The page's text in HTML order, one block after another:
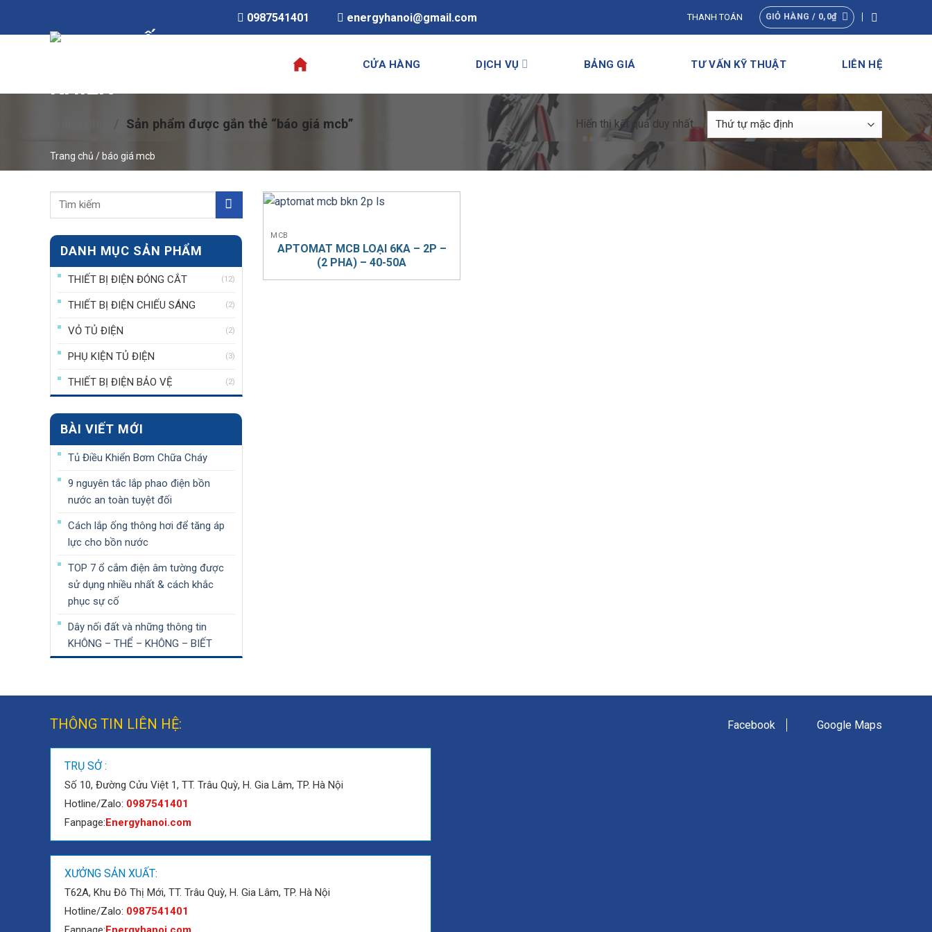
0987541401 energyhanoi@gmail.com THANH TOÁN GIỎ HÀNG / 0,0₫
CỬA HÀNG DỊCH VỤ BẢNG GIÁ TƯ VẤN KỸ THUẬT LIÊN HỆ
/ Sản phẩm được gắn thẻ “báo giá mcb” Hiển thị kết quả duy nhất
Trang chủ / báo giá mcb
DANH MỤC SẢN PHẨM
THIẾT BỊ ĐIỆN ĐÓNG CẮT (12)
THIẾT BỊ ĐIỆN CHIẾU SÁNG (2)
VỎ TỦ ĐIỆN (2)
PHỤ KIỆN TỦ ĐIỆN (3)
THIẾT BỊ ĐIỆN BẢO VỆ (2)
BÀI VIẾT MỚI
Tủ Điều Khiển Bơm Chữa Cháy
9 nguyên tắc lắp phao điện bồn
nước an toàn tuyệt đối
Cách lắp ống thông hơi để tăng áp
lực cho bồn nước
TOP 7 ổ cắm điện âm tường được
sử dụng nhiều nhất & cách khắc
phục sự cố
Dây nối đất và những thông tin
KHÔNG – THỂ – KHÔNG – BIẾT
MCB
APTOMAT MCB LOẠI 6KA – 2P –
(2 PHA) – 40-50A
THÔNG TIN LIÊN HỆ:
TRỤ SỞ :
Số 10, Đường Cửu Việt 1, TT. Trâu Quỳ, H. Gia Lâm, TP. Hà Nội
Hotline/Zalo: 0987541401
Fanpage:Energyhanoi.com
XƯỞNG SẢN XUẤT:
T62A, Khu Đô Thị Mới, TT. Trâu Quỳ, H. Gia Lâm, TP. Hà Nội
Hotline/Zalo: 0987541401
Facebook Google Maps